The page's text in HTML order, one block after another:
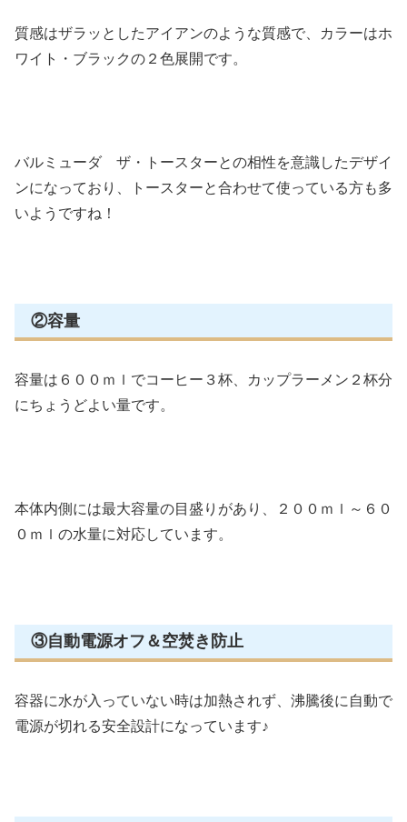
質感はザラッとしたアイアンのような質感で、カラーはホ
ワイト・ブラックの２色展開です。
バルミューダ ザ・トースターとの相性を意識したデザイ
ンになっており、トースターと合わせて使っている方も多
いようですね！
②容量
容量は６００ｍｌでコーヒー３杯、カップラーメン２杯分
にちょうどよい量です。
本体内側には最大容量の目盛りがあり、２００ｍｌ～６０
０ｍｌの水量に対応しています。
③自動電源オフ＆空焚き防止
容器に水が入っていない時は加熱されず、沸騰後に自動で
電源が切れる安全設計になっています♪